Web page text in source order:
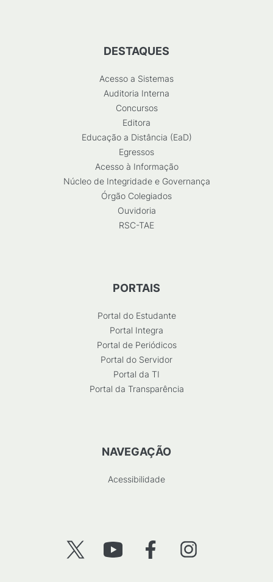
DESTAQUES
Acesso a Sistemas
Auditoria Interna
Concursos
Editora
Educação a Distância (EaD)
Egressos
Acesso à Informação
Núcleo de Integridade e Governança
Órgão Colegiados
Ouvidoria
RSC-TAE
PORTAIS
Portal do Estudante
Portal Integra
Portal de Periódicos
Portal do Servidor
Portal da TI
Portal da Transparência
NAVEGAÇÃO
Acessibilidade